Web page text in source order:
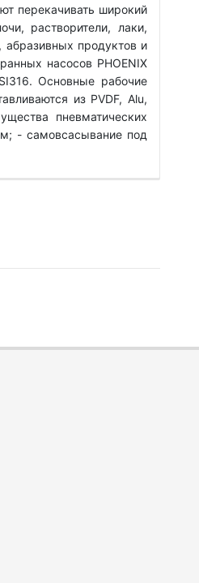
перекачивать широкий
растворители, лаки,
продуктов и
насосов PHOENIX
Основные рабочие
из PVDF, Alu,
пневматических
- самовсасывание под